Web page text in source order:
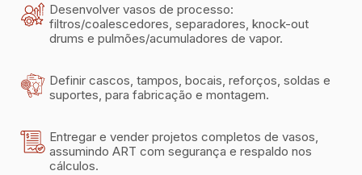
Desenvolver vasos de processo:
filtros/coalescedores, separadores, knock-out
drums e pulmões/acumuladores de vapor.
Definir cascos, tampos, bocais, reforços, soldas e
suportes, para fabricação e montagem.
Entregar e vender projetos completos de vasos,
assumindo ART com segurança e respaldo nos
cálculos.